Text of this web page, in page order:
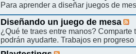
Para aprender a diseñar juegos de
Diseñando un juego de mesa
¿Qué te traes entre manos?
podrán ayudarte. Trabajos en progreso